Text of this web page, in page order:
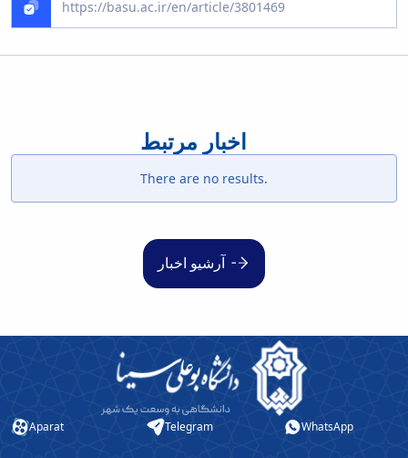
اخبار مرتبط
There are no results.
آرشیو اخبار
Aparat Telegram WhatsApp